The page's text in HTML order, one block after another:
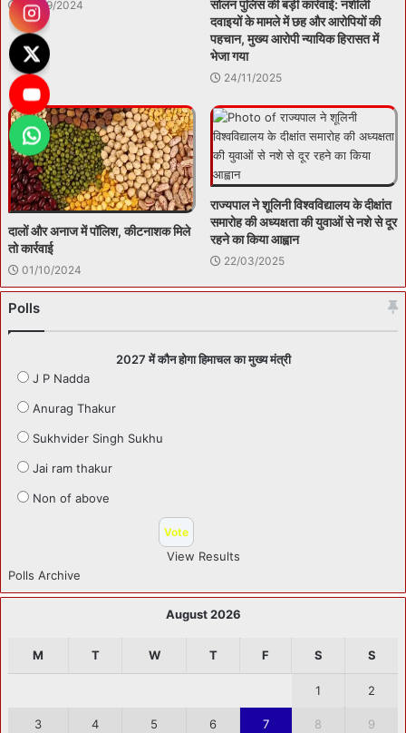
09/09/2024
सोलन पुलिस की बड़ी कार्रवाई: नशीली
दवाइयों के मामले में छह और आरोपियों की
पहचान, मुख्य आरोपी न्यायिक हिरासत में
भेजा गया
24/11/2025
दालों और अनाज में पॉलिश, कीटनाशक मिले
तो कार्रवाई
01/10/2024
राज्यपाल ने शूलिनी विश्वविद्यालय के दीक्षांत
समारोह की अध्यक्षता की युवाओं से नशे से दूर
रहने का किया आह्वान
22/03/2025
Polls
2027 में कौन होगा हिमाचल का मुख्य मंत्री
J P Nadda
Anurag Thakur
Sukhvider Singh Sukhu
Jai ram thakur
Non of above
View Results
Polls Archive
August 2026
M T W T F S S
1 2
3 4 5 6 7 8 9